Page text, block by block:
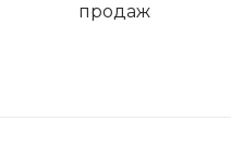
продаж